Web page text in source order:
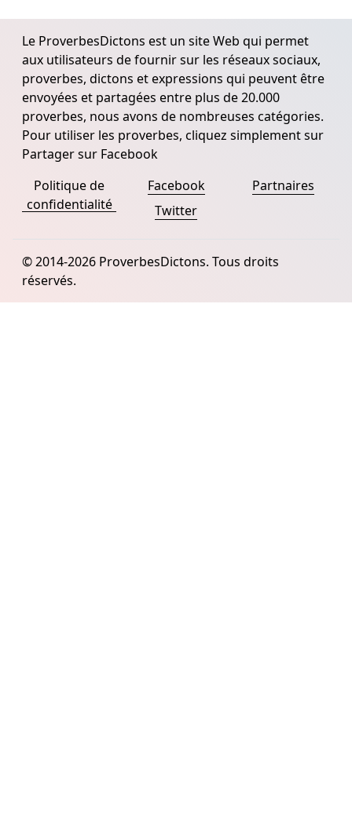
Le ProverbesDictons est un site Web qui permet
aux utilisateurs de fournir sur les réseaux sociaux,
proverbes, dictons et expressions qui peuvent être
envoyées et partagées entre plus de 20.000
proverbes, nous avons de nombreuses catégories.
Pour utiliser les proverbes, cliquez simplement sur
Partager sur Facebook
Politique de
confidentialité
Facebook
Twitter
Partnaires
© 2014-2026 ProverbesDictons. Tous droits
réservés.